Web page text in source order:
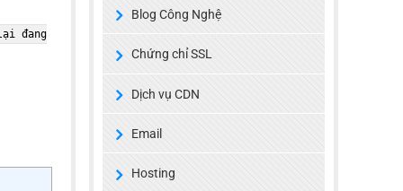
đang
Blog Công Nghệ
Chứng chỉ SSL
Dịch vụ CDN
Email
Hosting